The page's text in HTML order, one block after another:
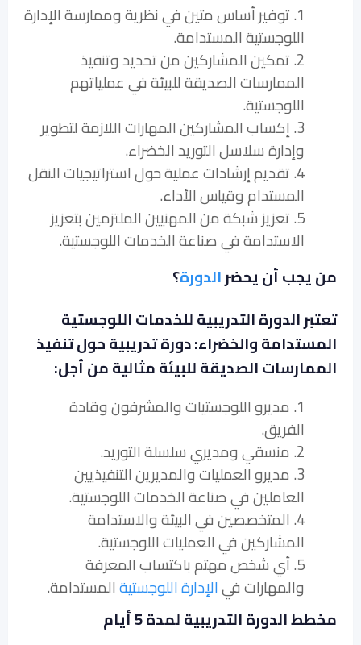
1. توفير أساس متين في نظرية وممارسة الإدارة
اللوجستية المستدامة.
2. تمكين المشاركين من تحديد وتنفيذ
الممارسات الصديقة للبيئة في عملياتهم
اللوجستية.
3. إكساب المشاركين المهارات اللازمة لتطوير
وإدارة سلاسل التوريد الخضراء.
4. تقديم إرشادات عملية حول استراتيجيات النقل
المستدام وقياس الأداء.
5. تعزيز شبكة من المهنيين الملتزمين بتعزيز
الاستدامة في صناعة الخدمات اللوجستية.
من يجب أن يحضرالدورة؟
تعتبر الدورة التدريبية للخدمات اللوجستية
المستدامة والخضراء: دورة تدريبية حول تنفيذ
الممارسات الصديقة للبيئة مثالية من أجل:
1. مديرو اللوجستيات والمشرفون وقادة
الفريق.
2. منسقي ومديري سلسلة التوريد.
3. مديرو العمليات والمديرين التنفيذيين
العاملين في صناعة الخدمات اللوجستية.
4. المتخصصين في البيئة والاستدامة
المشاركين في العمليات اللوجستية.
5. أي شخص مهتم باكتساب المعرفة
والمهارات فيالإدارة اللوجستيةالمستدامة.
مخطط الدورة التدريبية لمدة 5 أيام